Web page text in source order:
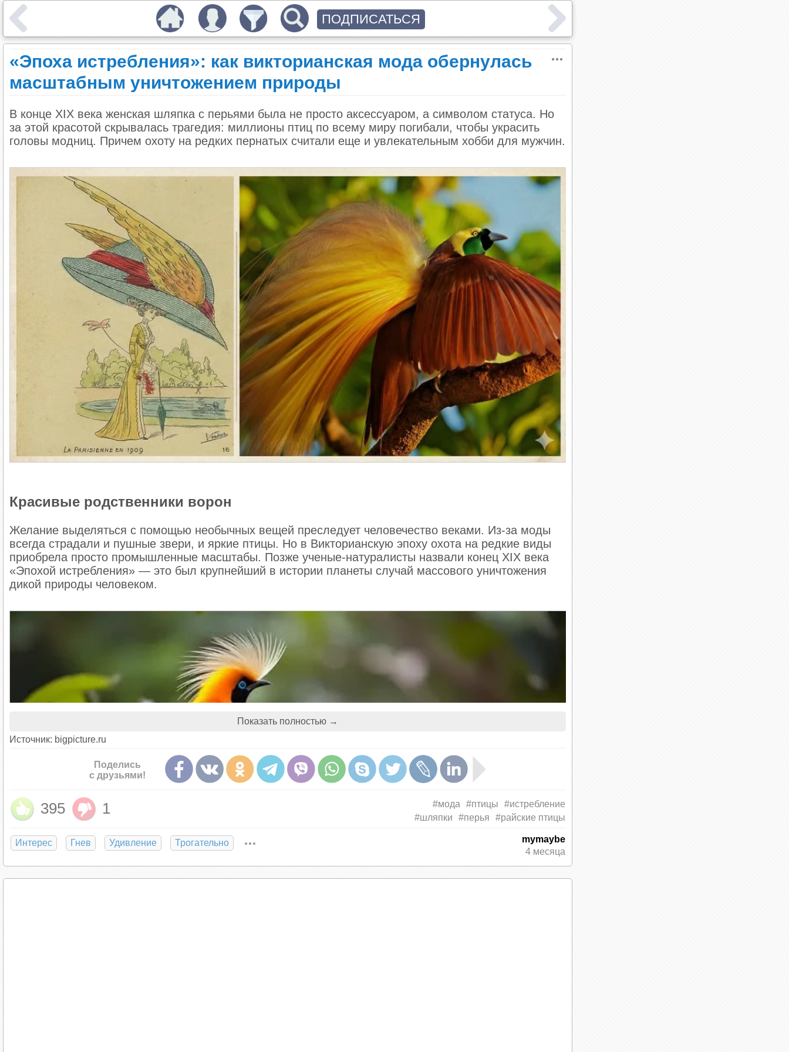
«Эпоха истребления»: как викторианская мода обернулась
масштабным уничтожением природы
В конце XIX века женская шляпка с перьями была не просто аксессуаром, а символом статуса. Но
за этой красотой скрывалась трагедия: миллионы птиц по всему миру погибали, чтобы украсить
головы модниц. Причем охоту на редких пернатых считали еще и увлекательным хобби для мужчин.
Красивые родственники ворон
Желание выделяться с помощью необычных вещей преследует человечество веками. Из-за моды
всегда страдали и пушные звери, и яркие птицы. Но в Викторианскую эпоху охота на редкие виды
приобрела просто промышленные масштабы. Позже ученые‑натуралисты назвали конец XIX века
«Эпохой истребления» — это был крупнейший в истории планеты случай массового уничтожения
дикой природы человеком.
Показать полностью →
Источник: bigpicture.ru
Поделись
с друзьями!
395 1 #мода #птицы
#истребление
#шляпки
#перья #райские птицы
Интерес Гнев Удивление Трогательно
mymaybe
4 месяца
ПОДПИСАТЬСЯ